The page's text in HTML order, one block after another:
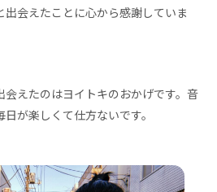
出会えたことに心から感謝していま
えたのはヨイトキのおかげです。音
が楽しくて仕方ないです。